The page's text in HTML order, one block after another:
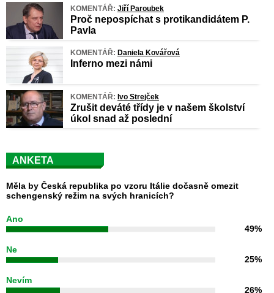
KOMENTÁŘ: Jiří Paroubek
Proč nepospíchat s protikandidátem P.
Pavla
KOMENTÁŘ: Daniela Kovářová
Inferno mezi námi
KOMENTÁŘ: Ivo Strejček
Zrušit deváté třídy je v našem školství
úkol snad až poslední
ANKETA
Měla by Česká republika po vzoru Itálie dočasně omezit
schengenský režim na svých hranicích?
Ano
49%
Ne
25%
Nevím
26%